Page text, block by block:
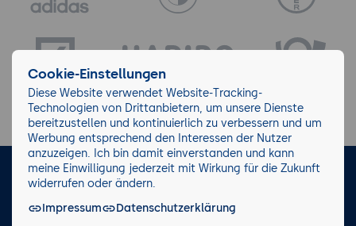
LinkedIn Facebook
Cookie-Einstellungen
Diese Website verwendet Website-Tracking-
Technologien von Drittanbietern, um unsere Dienste
bereitzustellen und kontinuierlich zu verbessern und um
Werbung entsprechend den Interessen der Nutzer
anzuzeigen. Ich bin damit einverstanden und kann
meine Einwilligung jederzeit mit Wirkung für die Zukunft
widerrufen oder ändern.
Impressum
Datenschutzerklärung